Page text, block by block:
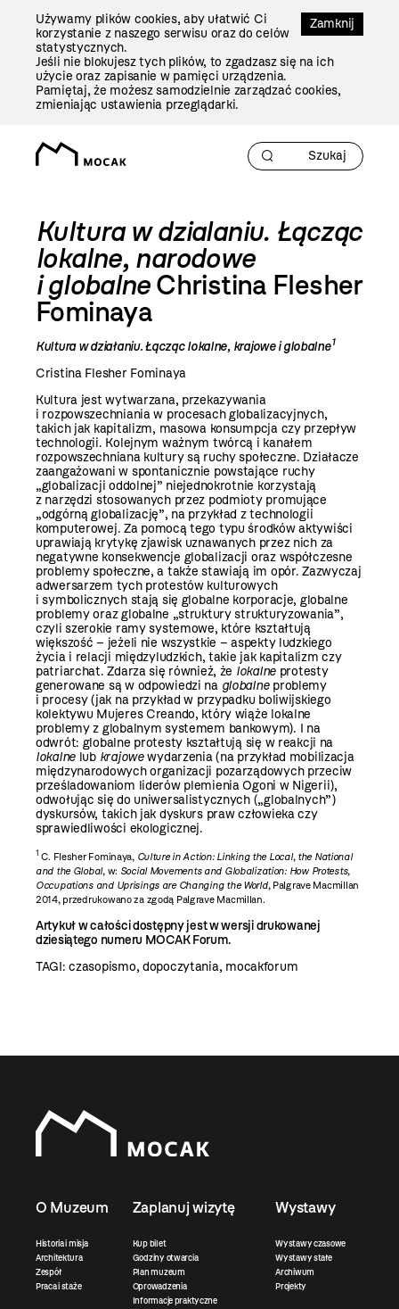
Zamknij
Używamy plików cookies, aby ułatwić Ci
korzystanie z naszego serwisu oraz do celów
statystycznych.
Jeśli nie blokujesz tych plików, to zgadzasz się na ich
użycie oraz zapisanie w pamięci urządzenia.
Pamiętaj, że możesz samodzielnie zarządzać cookies,
zmieniając ustawienia przeglądarki.
Kultura w dzialaniu. Łącząc
lokalne, narodowe
i globalneChristina Flesher
Fominaya
Kultura w działaniu. Łącząc lokalne, krajowe i globalne1
Cristina Flesher Fominaya
Kultura jest wytwarzana, przekazywania
i rozpowszechniania w procesach globalizacyjnych,
takich jak kapitalizm, masowa konsumpcja czy przepływ
technologii. Kolejnym ważnym twórcą i kanałem
rozpowszechniana kultury są ruchy społeczne. Działacze
zaangażowani w spontanicznie powstające ruchy
„globalizacji oddolnej” niejednokrotnie korzystają
z narzędzi stosowanych przez podmioty promujące
„odgórną globalizację”, na przykład z technologii
komputerowej. Za pomocą tego typu środków aktywiści
uprawiają krytykę zjawisk uznawanych przez nich za
negatywne konsekwencje globalizacji oraz współczesne
problemy społeczne, a także stawiają im opór. Zazwyczaj
adwersarzem tych protestów kulturowych
i symbolicznych stają się globalne korporacje, globalne
problemy oraz globalne „struktury strukturyzowania”,
czyli szerokie ramy systemowe, które kształtują
większość – jeżeli nie wszystkie – aspekty ludzkiego
życia i relacji międzyludzkich, takie jak kapitalizm czy
patriarchat. Zdarza się również, że lokalneprotesty
generowane są w odpowiedzi na globalneproblemy
i procesy (jak na przykład w przypadku boliwijskiego
kolektywu Mujeres Creando, który wiąże lokalne
problemy z globalnym systemem bankowym). I na
odwrót: globalne protesty kształtują się w reakcji na
lokalne lub krajowewydarzenia (na przykład mobilizacja
międzynarodowych organizacji pozarządowych przeciw
prześladowaniom liderów plemienia Ogoni w Nigerii),
odwołując się do uniwersalistycznych („globalnych”)
dyskursów, takich jak dyskurs praw człowieka czy
sprawiedliwości ekologicznej.
1 C. Flesher Fominaya, Culture in Action: Linking the Local, the National
and the Global, w: Social Movements and Globalization: How Protests,
Occupations and Uprisings are Changing the World, Palgrave Macmillan
2014, przedrukowano za zgodą Palgrave Macmillan.
Artykuł w całości dostępny jest w wersji drukowanej
dziesiątego numeru MOCAK Forum.
TAGI:czasopismo, dopoczytania, mocakforum
O Muzeum
Historia i misja
Architektura
Zespół
Praca i staże
Zaplanuj wizytę
Kup bilet
Godziny otwarcia
Plan muzeum
Oprowadzenia
Informacje praktyczne
Wystawy
Wystawy czasowe
Wystawy stałe
Archiwum
Projekty